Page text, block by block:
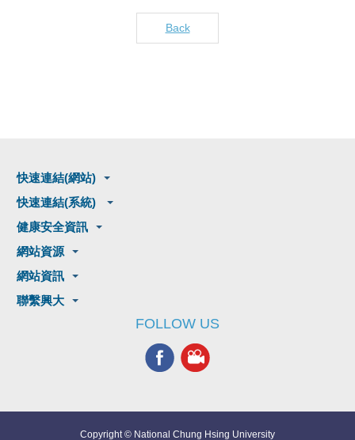
Back
快速連結(網站)
快速連結(系統)
健康安全資訊
網站資源
網站資訊
聯繫興大
FOLLOW US
Copyright © National Chung Hsing University